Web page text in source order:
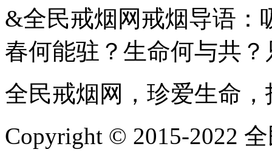
&全民戒烟网戒烟导语：
春何能驻？生命何与共
全民戒烟网，珍爱生命
Copyright © 2015-2022